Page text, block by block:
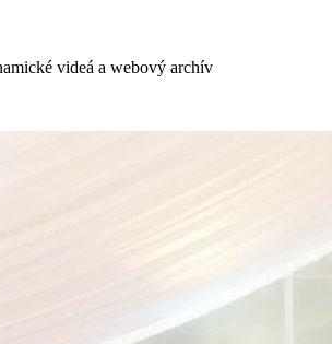
videá a webový archív